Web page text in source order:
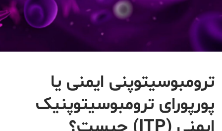
ترومبوسیتوپنی ایمنی یا
پورپورای ترومبوسیتوپنیک